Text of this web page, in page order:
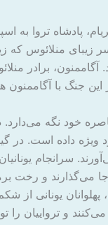
پادشاه تروا به
زیبای منلائوس که
آگاممنون،
این جنگ با
خود نگه می‌دارد.
ویژه داده است. در
سرانجام
و رخت
یونانی از
و ترواییان